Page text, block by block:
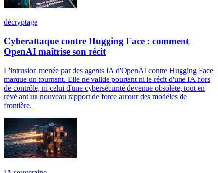
décryptage
Cyberattaque contre Hugging Face : comment
OpenAI maîtrise son récit
L'intrusion menée par des agents IA d'OpenAI contre Hugging Face
marque un tournant. Elle ne valide pourtant ni le récit d'une IA hors
de contrôle, ni celui d'une cybersécurité devenue obsolète, tout en
révélant un nouveau rapport de force autour des modèles de
frontière.